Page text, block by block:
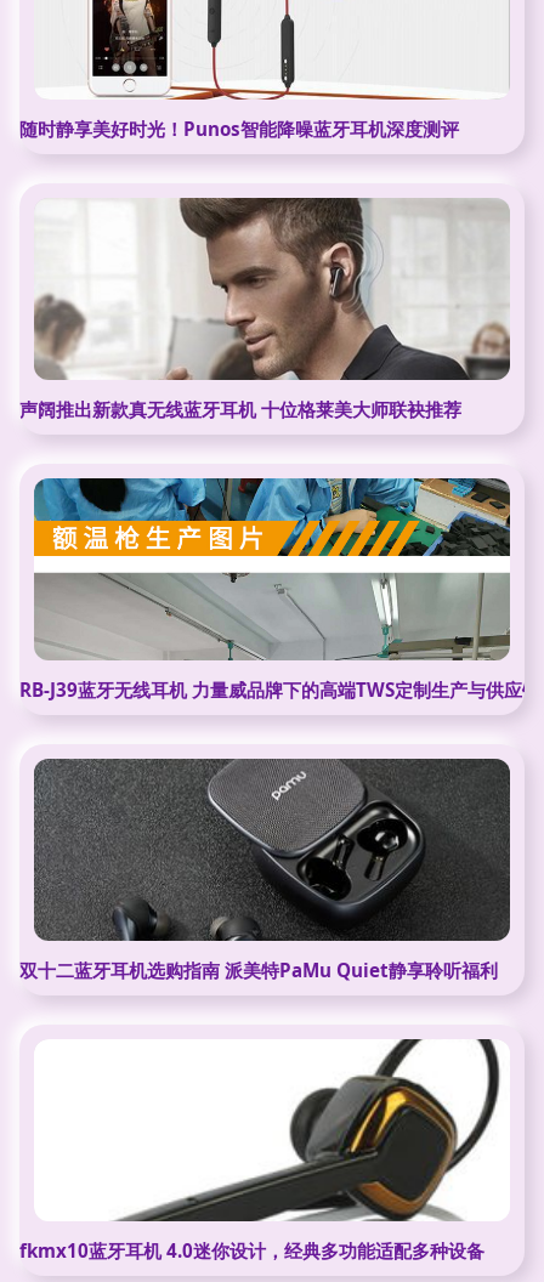
随时静享美好时光！Punos智能降噪蓝牙耳机深度测评
声阔推出新款真无线蓝牙耳机 十位格莱美大师联袂推荐
RB-J39蓝牙无线耳机 力量威品牌下的高端TWS定制生产与供应
双十二蓝牙耳机选购指南 派美特PaMu Quiet静享聆听福利
fkmx10蓝牙耳机 4.0迷你设计，经典多功能适配多种设备